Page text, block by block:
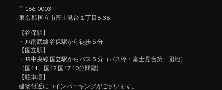
〒186-0003
東京都 国立市富士見台１丁目8-38
【谷保駅】
・JR南武線 谷保駅から徒歩５分
【国立駅】
・JR中央線 国立駅からバス５分（バス停：富士見台第一団地）
（国11、国12,国17 10分間隔)
【駐車場】
建物付近にコインパーキングがございます。